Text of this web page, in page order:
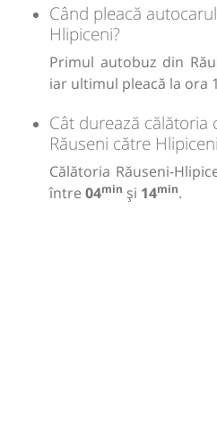
Când pleacă
Hlipiceni?
Primul autobuz din
iar ultimul pleacă la ora
Cât durează călătoria
Răuseni către
Călătoria Răuseni-
între 04min și 14min.